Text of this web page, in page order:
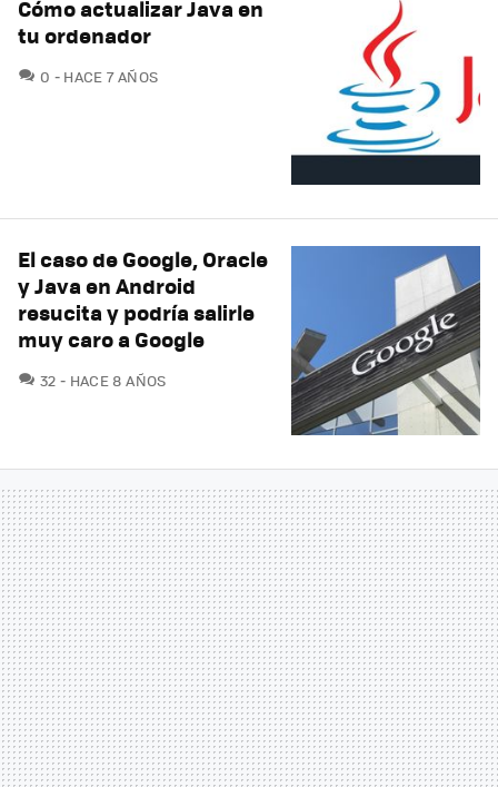
Cómo actualizar Java en
tu ordenador
0 COMENTARIOS
HACE 7 AÑOS
El caso de Google, Oracle
y Java en Android
resucita y podría salirle
muy caro a Google
32 COMENTARIOS
HACE 8 AÑOS